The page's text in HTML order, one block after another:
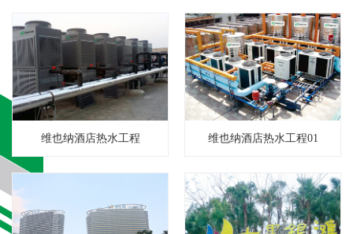
维也纳酒店热水工程 维也纳酒店热水工程01